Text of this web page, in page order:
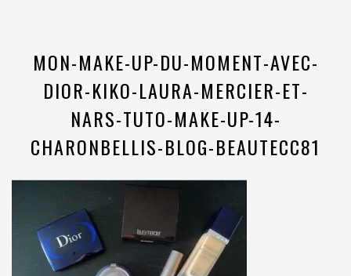
MON-MAKE-UP-DU-MOMENT-AVEC-
DIOR-KIKO-LAURA-MERCIER-ET-
NARS-TUTO-MAKE-UP-14-
CHARONBELLIS-BLOG-BEAUTECC81